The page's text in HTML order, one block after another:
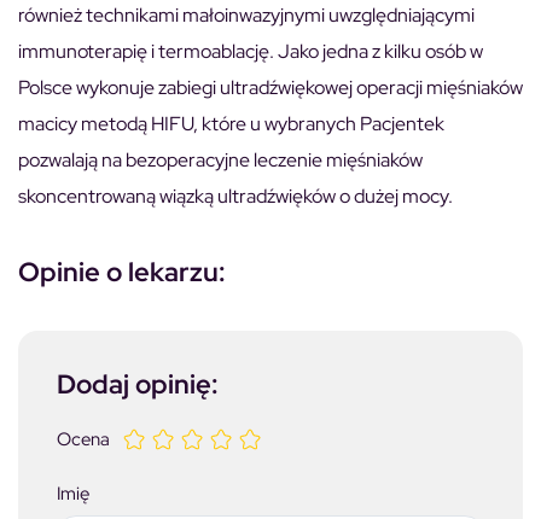
również technikami małoinwazyjnymi uwzględniającymi
immunoterapię i termoablację. Jako jedna z kilku osób w
Polsce wykonuje zabiegi ultradźwiękowej operacji mięśniaków
macicy metodą HIFU, które u wybranych Pacjentek
pozwalają na bezoperacyjne leczenie mięśniaków
skoncentrowaną wiązką ultradźwięków o dużej mocy.
Opinie o lekarzu:
Dodaj opinię:
Ocena
Imię